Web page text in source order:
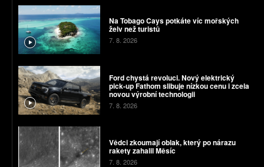
Na Tobago Cays potkáte víc mořských
želv než turistů
7. 8. 2026
Ford chystá revoluci. Nový elektrický
pick-up Fathom slibuje nízkou cenu i zcela
novou výrobní technologii
7. 8. 2026
Vědci zkoumají oblak, který po nárazu
rakety zahalil Měsíc
7. 8. 2026